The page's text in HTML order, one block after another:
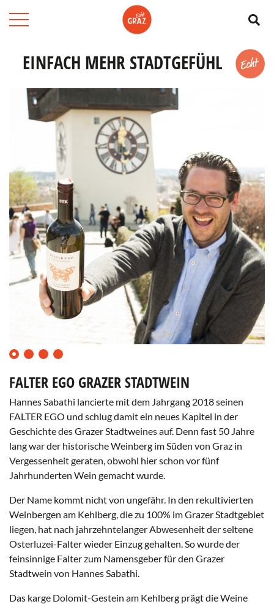
EINFACH MEHR STADTGEFÜHL
0 1 2 3
FALTER EGO GRAZER STADTWEIN
Hannes Sabathi lancierte mit dem Jahrgang 2018 seinen
FALTER EGO und schlug damit ein neues Kapitel in der
Geschichte des Grazer Stadtweines auf. Denn fast 50 Jahre
lang war der historische Weinberg im Süden von Graz in
Vergessenheit geraten, obwohl hier schon vor fünf
Jahrhunderten Wein gemacht wurde.
Der Name kommt nicht von ungefähr. In den rekultivierten
Weinbergen am Kehlberg, die zu 100% im Grazer Stadtgebiet
liegen, hat nach jahrzehntelanger Abwesenheit der seltene
Osterluzei-Falter wieder Einzug gehalten. So wurde der
feinsinnige Falter zum Namensgeber für den Grazer
Stadtwein von Hannes Sabathi.
Das karge Dolomit-Gestein am Kehlberg prägt die Weine